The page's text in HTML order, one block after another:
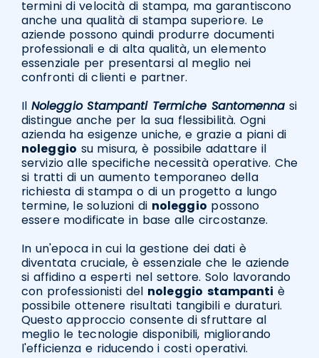
termini di velocità di stampa, ma garantiscono
anche una qualità di stampa superiore. Le
aziende possono quindi produrre documenti
professionali e di alta qualità, un elemento
essenziale per presentarsi al meglio nei
confronti di clienti e partner.
Il Noleggio Stampanti Termiche Santomenna si
distingue anche per la sua flessibilità. Ogni
azienda ha esigenze uniche, e grazie a piani di
noleggio su misura, è possibile adattare il
servizio alle specifiche necessità operative. Che
si tratti di un aumento temporaneo della
richiesta di stampa o di un progetto a lungo
termine, le soluzioni di noleggio possono
essere modificate in base alle circostanze.
In un'epoca in cui la gestione dei dati è
diventata cruciale, è essenziale che le aziende
si affidino a esperti nel settore. Solo lavorando
con professionisti del noleggio stampanti è
possibile ottenere risultati tangibili e duraturi.
Questo approccio consente di sfruttare al
meglio le tecnologie disponibili, migliorando
l'efficienza e riducendo i costi operativi.